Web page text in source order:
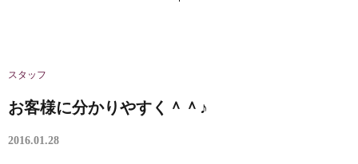
スタッフ
お客様に分かりやすく＾＾♪
2016.01.28